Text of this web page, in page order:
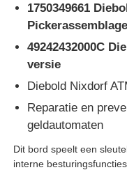
Factuuracceptant
Bankbiljetten
rekeningsteller
Kaartprinter
1750349661
49242432000C
versie
Diebold Nixdorf
Reparatie en
geldautomaten
Dit bord speelt een
interne